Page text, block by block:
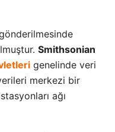
Smithsonian
genelinde veri
merkezi bir
ağı